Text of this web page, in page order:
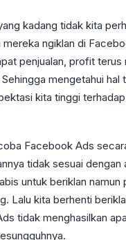
kadang tidak kita
mereka ngiklan di
penjualan, profit terus
mengetahui hal
kita tinggi
Facebook Ads
tidak sesuai dengan
untuk beriklan namun
Lalu kita berhenti
tidak menghasilkan